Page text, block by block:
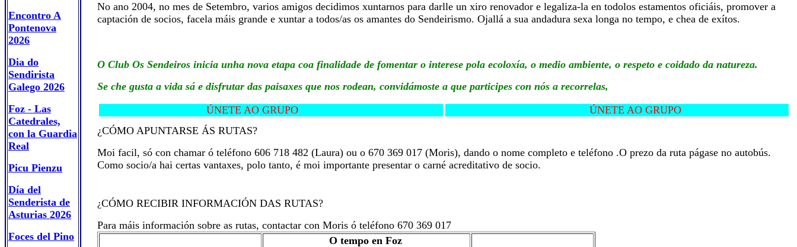
Encontro A
Pontenova
2026
Dia do
Sendirista
Galego 2026
Foz - Las
Catedrales,
con la Guardia
Real
Picu Pienzu
Día del
Senderista de
Asturias 2026
Foces del Pino
No ano 2004, no mes de Setembro, varios amigos decidimos xuntarnos para darlle un xiro renovador e legaliza-la en todolos estamentos oficiáis, promover a
captación de socios, facela máis grande e xuntar a todos/as os amantes do Sendeirismo. Ojallá a sua andadura sexa longa no tempo, e chea de exítos.
O Club Os Sendeiros inicia unha nova etapa coa finalidade de fomentar o interese pola ecoloxía, o medio ambiente, o respeto e coidado da natureza.
Se che gusta a vida sá e disfrutar das paisaxes que nos rodean, convidámoste a que participes con nós a recorrelas,
ÚNETE AO GRUPO
ÚNETE AO GRUPO
¿CÓMO APUNTARSE ÁS RUTAS?
Moi facil, só con chamar ó teléfono 606 718 482 (Laura) ou o 670 369 017 (Moris), dando o nome completo e teléfono .O prezo da ruta págase no autobús.
Como socio/a hai certas vantaxes, polo tanto, é moi importante presentar o carné acreditativo de socio.
¿CÓMO RECIBIR INFORMACIÓN DAS RUTAS?
Para máis información sobre as rutas, contactar con Moris ó teléfono 670 369 017
O tempo en Foz